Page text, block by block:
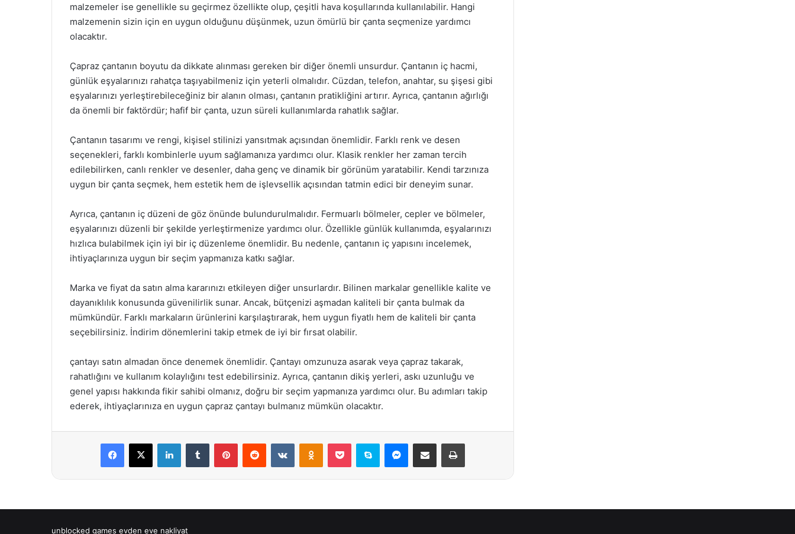
malzemeler ise genellikle su geçirmez özellikte olup, çeşitli hava koşullarında kullanılabilir. Hangi
malzemenin sizin için en uygun olduğunu düşünmek, uzun ömürlü bir çanta seçmenize yardımcı
olacaktır.
Çapraz çantanın boyutu da dikkate alınması gereken bir diğer önemli unsurdur. Çantanın iç hacmi,
günlük eşyalarınızı rahatça taşıyabilmeniz için yeterli olmalıdır. Cüzdan, telefon, anahtar, su şişesi gibi
eşyalarınızı yerleştirebileceğiniz bir alanın olması, çantanın pratikliğini artırır. Ayrıca, çantanın ağırlığı
da önemli bir faktördür; hafif bir çanta, uzun süreli kullanımlarda rahatlık sağlar.
Çantanın tasarımı ve rengi, kişisel stilinizi yansıtmak açısından önemlidir. Farklı renk ve desen
seçenekleri, farklı kombinlerle uyum sağlamanıza yardımcı olur. Klasik renkler her zaman tercih
edilebilirken, canlı renkler ve desenler, daha genç ve dinamik bir görünüm yaratabilir. Kendi tarzınıza
uygun bir çanta seçmek, hem estetik hem de işlevsellik açısından tatmin edici bir deneyim sunar.
Ayrıca, çantanın iç düzeni de göz önünde bulundurulmalıdır. Fermuarlı bölmeler, cepler ve bölmeler,
eşyalarınızı düzenli bir şekilde yerleştirmenize yardımcı olur. Özellikle günlük kullanımda, eşyalarınızı
hızlıca bulabilmek için iyi bir iç düzenleme önemlidir. Bu nedenle, çantanın iç yapısını incelemek,
ihtiyaçlarınıza uygun bir seçim yapmanıza katkı sağlar.
Marka ve fiyat da satın alma kararınızı etkileyen diğer unsurlardır. Bilinen markalar genellikle kalite ve
dayanıklılık konusunda güvenilirlik sunar. Ancak, bütçenizi aşmadan kaliteli bir çanta bulmak da
mümkündür. Farklı markaların ürünlerini karşılaştırarak, hem uygun fiyatlı hem de kaliteli bir çanta
seçebilirsiniz. İndirim dönemlerini takip etmek de iyi bir fırsat olabilir.
çantayı satın almadan önce denemek önemlidir. Çantayı omzunuza asarak veya çapraz takarak,
rahatlığını ve kullanım kolaylığını test edebilirsiniz. Ayrıca, çantanın dikiş yerleri, askı uzunluğu ve
genel yapısı hakkında fikir sahibi olmanız, doğru bir seçim yapmanıza yardımcı olur. Bu adımları takip
ederek, ihtiyaçlarınıza en uygun çapraz çantayı bulmanız mümkün olacaktır.
Facebook
X LinkedInTumblr PinterestReddit VKontakteOdnoklassniki
Pocket Skype Messenger
E-Posta ile paylaş Yazdır
unblocked games evden eve nakliyat